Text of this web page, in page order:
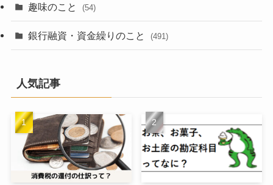
趣味のこと (54)
銀行融資・資金繰りのこと (491)
人気記事